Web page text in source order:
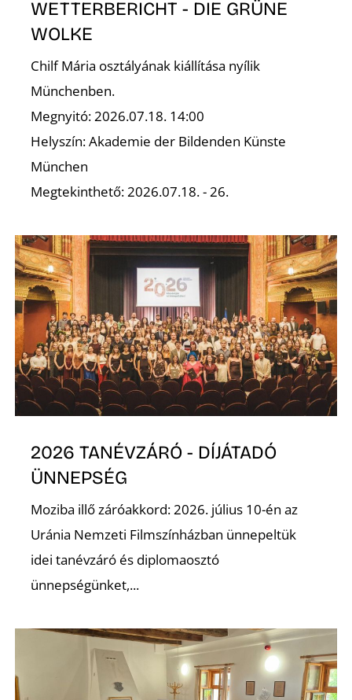
WETTERBERICHT - DIE GRÜNE
WOLKE
Chilf Mária osztályának kiállítása nyílik
Münchenben.
Megnyitó: 2026.07.18. 14:00
Helyszín: Akademie der Bildenden Künste
München
Megtekinthető: 2026.07.18. - 26.
2026 TANÉVZÁRÓ - DÍJÁTADÓ
ÜNNEPSÉG
Moziba illő záróakkord: 2026. július 10-én az
Uránia Nemzeti Filmszínházban ünnepeltük
idei tanévzáró és diplomaosztó
ünnepségünket,...